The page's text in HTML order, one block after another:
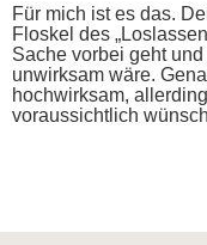
Für mich ist es das.
Floskel des
Sache vorbei geht
unwirksam wäre.
hochwirksam,
voraussichtlich